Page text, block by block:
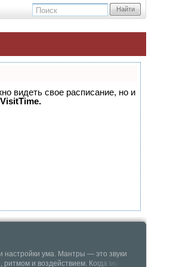
Найти
видеть свое расписание, но и
настройки ума. Мантры — это звуки
и воздействием. Когда мы